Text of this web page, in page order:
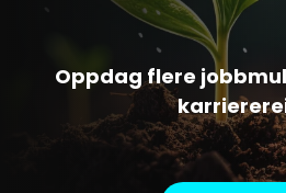
Oppdag flere